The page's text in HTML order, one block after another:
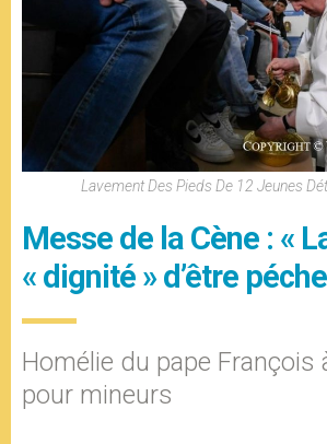
Lavement Des Pieds De 12 Jeunes
Messe de la Cène : «
« dignité » d’être
Homélie du pape François
pour mineurs